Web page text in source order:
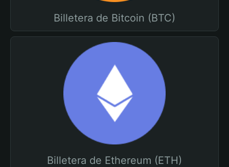
Billetera de Bitcoin (BTC)
Billetera de Ethereum (ETH)